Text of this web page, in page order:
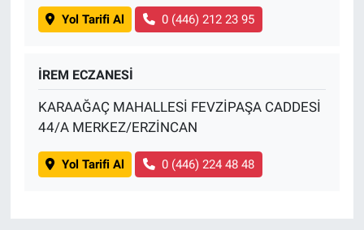
Yol Tarifi Al 0 (446) 212 23 95
İREM ECZANESİ
KARAAĞAÇ MAHALLESİ FEVZİPAŞA CADDESİ
44/A MERKEZ/ERZİNCAN
Yol Tarifi Al 0 (446) 224 48 48
Bölge